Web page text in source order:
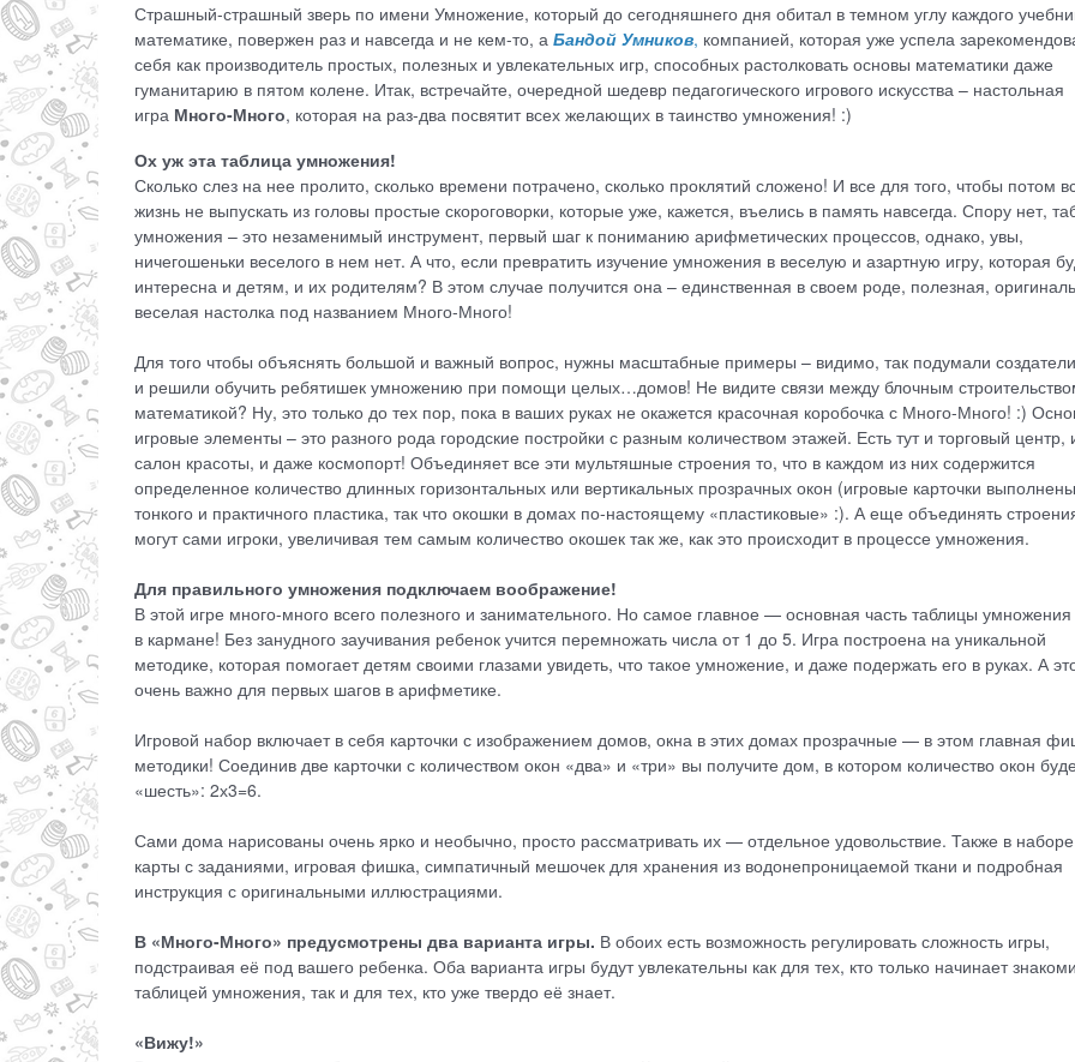
Страшный-страшный зверь по имени Умножение, который до сегодняшнего дня обитал в темном углу каждого
математике, повержен раз и навсегда и не кем-то, а Бандой Умников, компанией, которая уже успела
себя как производитель простых, полезных и увлекательных игр, способных растолковать основы математики даже
гуманитарию в пятом колене. Итак, встречайте, очередной шедевр педагогического игрового искусства – настольная
игра Много-Много, которая на раз-два посвятит всех желающих в таинство умножения! :)
Ох уж эта таблица умножения!
Сколько слез на нее пролито, сколько времени потрачено, сколько проклятий сложено! И все для того, чтобы потом
жизнь не выпускать из головы простые скороговорки, которые уже, кажется, въелись в память навсегда. Спору нет,
умножения – это незаменимый инструмент, первый шаг к пониманию арифметических процессов, однако, увы,
ничегошеньки веселого в нем нет. А что, если превратить изучение умножения в веселую и азартную игру, которая
интересна и детям, и их родителям? В этом случае получится она – единственная в своем роде, полезная,
веселая настолка под названием Много-Много!
Для того чтобы объяснять большой и важный вопрос, нужны масштабные примеры – видимо, так подумали
и решили обучить ребятишек умножению при помощи целых…домов! Не видите связи между блочным
математикой? Ну, это только до тех пор, пока в ваших руках не окажется красочная коробочка с Много-Много! :)
игровые элементы – это разного рода городские постройки с разным количеством этажей. Есть тут и торговый центр,
салон красоты, и даже космопорт! Объединяет все эти мультяшные строения то, что в каждом из них содержится
определенное количество длинных горизонтальных или вертикальных прозрачных окон (игровые карточки
тонкого и практичного пластика, так что окошки в домах по-настоящему «пластиковые» :). А еще объединять
могут сами игроки, увеличивая тем самым количество окошек так же, как это происходит в процессе умножения.
Для правильного умножения подключаем воображение!
В этой игре много-много всего полезного и занимательного. Но самое главное — основная часть таблицы умножения
в кармане! Без занудного заучивания ребенок учится перемножать числа от 1 до 5. Игра построена на уникальной
методике, которая помогает детям своими глазами увидеть, что такое умножение, и даже подержать его в руках. А
очень важно для первых шагов в арифметике.
Игровой набор включает в себя карточки с изображением домов, окна в этих домах прозрачные — в этом главная
методики! Соединив две карточки с количеством окон «два» и «три» вы получите дом, в котором количество окон
«шесть»: 2х3=6.
Сами дома нарисованы очень ярко и необычно, просто рассматривать их — отдельное удовольствие. Также в наборе
карты с заданиями, игровая фишка, симпатичный мешочек для хранения из водонепроницаемой ткани и подробная
инструкция с оригинальными иллюстрациями.
В «Много-Много» предусмотрены два варианта игры. В обоих есть возможность регулировать сложность игры,
подстраивая её под вашего ребенка. Оба варианта игры будут увлекательны как для тех, кто только начинает
таблицей умножения, так и для тех, кто уже твердо её знает.
«Вижу!»